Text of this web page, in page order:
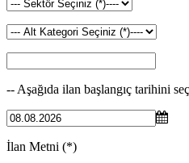
-- Aşağıda ilan başlangıç tarihini
İlan Metni (*)